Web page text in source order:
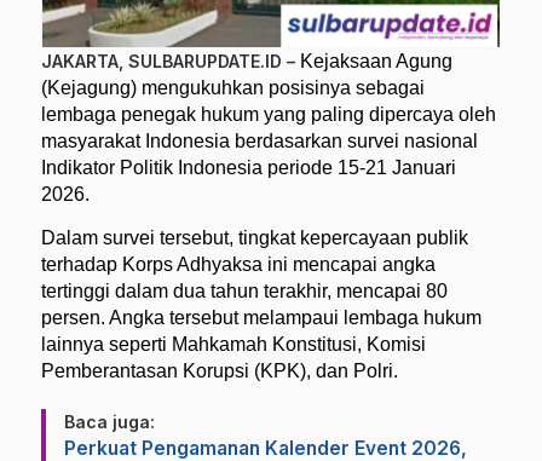
JAKARTA, SULBARUPDATE.ID – Kejaksaan Agung
(Kejagung) mengukuhkan posisinya sebagai
lembaga penegak hukum yang paling dipercaya oleh
masyarakat Indonesia berdasarkan survei nasional
Indikator Politik Indonesia periode 15-21 Januari
2026.
Dalam survei tersebut, tingkat kepercayaan publik
terhadap Korps Adhyaksa ini mencapai angka
tertinggi dalam dua tahun terakhir, mencapai 80
persen. Angka tersebut melampaui lembaga hukum
lainnya seperti Mahkamah Konstitusi, Komisi
Pemberantasan Korupsi (KPK), dan Polri.
Baca juga:
Perkuat Pengamanan Kalender Event 2026,